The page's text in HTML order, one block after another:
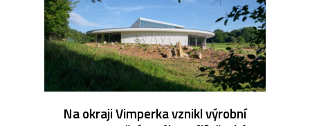
Na okraji Vimperka vznikl výrobní